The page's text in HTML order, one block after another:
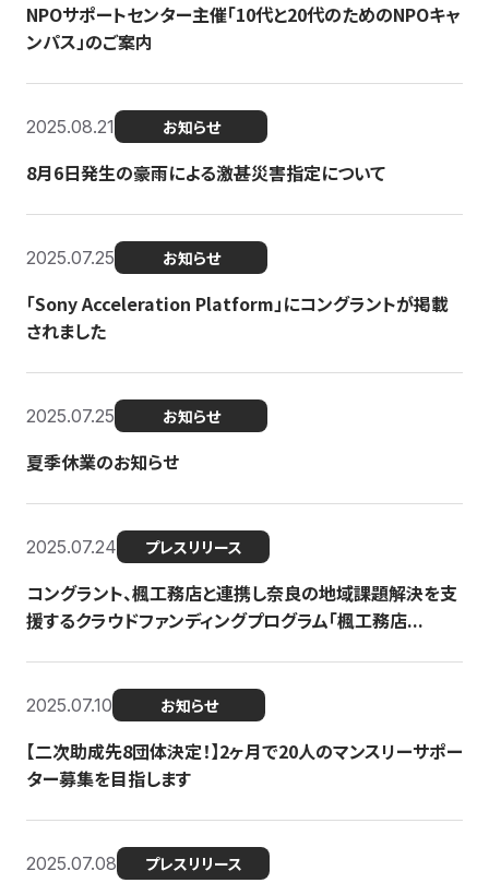
NPOサポートセンター主催「10代と20代のためのNPOキャ
ンパス」のご案内
2025.08.21 お知らせ
8月6日発生の豪雨による激甚災害指定について
2025.07.25 お知らせ
「Sony Acceleration Platform」にコングラントが掲載
されました
2025.07.25 お知らせ
夏季休業のお知らせ
2025.07.24 プレスリリース
コングラント、楓工務店と連携し奈良の地域課題解決を支
援するクラウドファンディングプログラム「楓工務店...
2025.07.10 お知らせ
【二次助成先8団体決定！】2ヶ月で20人のマンスリーサポー
ター募集を目指します
2025.07.08 プレスリリース